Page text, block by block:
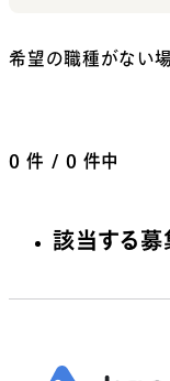
希望の職種がない
0 件 / 0 件中
該当する募